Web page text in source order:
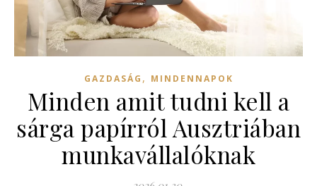
GAZDASÁG , MINDENNAPOK
Minden amit tudni kell a
sárga papírról Ausztriában
munkavállalóknak